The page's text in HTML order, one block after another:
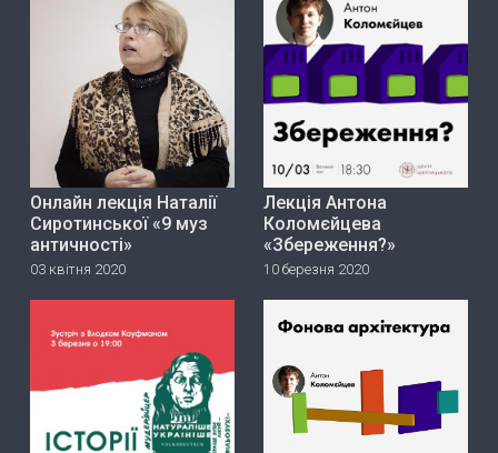
Онлайн лекція Наталії
Сиротинської «9 муз
античності»
03 квітня 2020
Лекція Антона
Коломєйцева
«Збереження?»
10 березня 2020